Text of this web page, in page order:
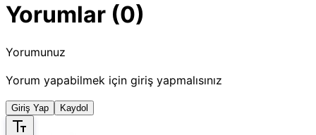
Yorumlar (0)
Yorumunuz
Yorum yapabilmek için giriş yapmalısınız
Giriş Yap Kaydol